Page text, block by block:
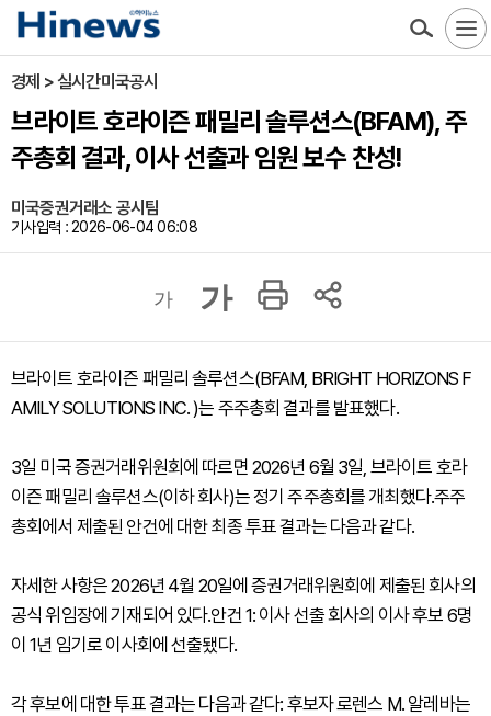
경제 > 실시간미국공시
브라이트 호라이즌 패밀리 솔루션스(BFAM), 주
주총회 결과, 이사 선출과 임원 보수 찬성!
미국증권거래소 공시팀
기사입력 : 2026-06-04 06:08
가 가
브라이트 호라이즌 패밀리 솔루션스(BFAM, BRIGHT HORIZONS F
AMILY SOLUTIONS INC. )는 주주총회 결과를 발표했다.
3일 미국 증권거래위원회에 따르면 2026년 6월 3일, 브라이트 호라
이즌 패밀리 솔루션스(이하 회사)는 정기 주주총회를 개최했다.주주
총회에서 제출된 안건에 대한 최종 투표 결과는 다음과 같다.
자세한 사항은 2026년 4월 20일에 증권거래위원회에 제출된 회사의
공식 위임장에 기재되어 있다.안건 1: 이사 선출 회사의 이사 후보 6명
이 1년 임기로 이사회에 선출됐다.
각 후보에 대한 투표 결과는 다음과 같다: 후보자 로렌스 M. 알레바는